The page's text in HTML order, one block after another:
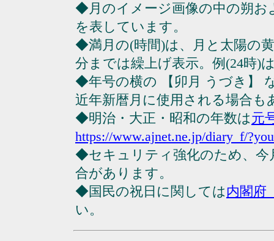
◆月のイメージ画像の中の朔
を表しています。
◆満月の(時間)は、月と太陽の
分までは繰上げ表示。例(24時)
◆年号の横の 【卯月 うづき】
近年新暦月に使用される場合も
◆明治・大正・昭和の年数は元
https://www.ajnet.ne.jp/diary_f/
◆セキュリティ強化のため、今
合があります。
◆国民の祝日に関しては内閣府
い。